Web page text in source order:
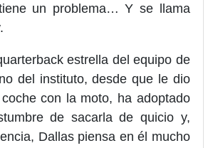
un problema… Y se llama
estrella del equipo de
del instituto, desde que le dio
con la moto, ha adoptado
de sacarla de quicio y,
Dallas piensa en él mucho